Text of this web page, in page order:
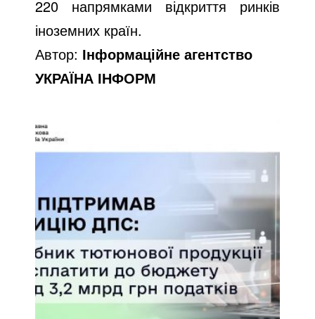
220 напрямками відкриття ринків
іноземних країн.
Автор: Інформаційне агентство
УКРАЇНА ІНФОРМ